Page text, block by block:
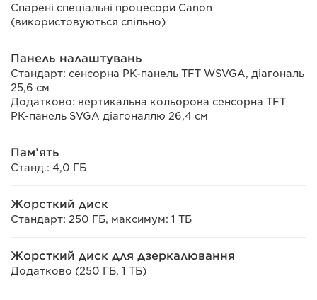
Спарені спеціальні процесори Canon
(використовуються спільно)
Панель налаштувань
Стандарт: сенсорна РК-панель TFT WSVGA, діагональ
25,6 см
Додатково: вертикальна кольорова сенсорна TFT
РК-панель SVGA діагоналлю 26,4 см
Пам’ять
Станд.: 4,0 ГБ
Жорсткий диск
Стандарт: 250 ГБ, максимум: 1 ТБ
Жорсткий диск для дзеркалювання
Додатково (250 ГБ, 1 ТБ)